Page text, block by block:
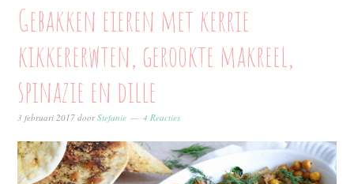
Gebakken eieren met kerrie
kikkererwten, gerookte makreel,
spinazie en dille
3 februari 2017 doorStefanie 4 Reacties